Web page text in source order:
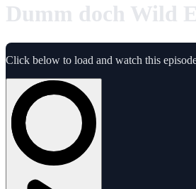
Dumm doch Wild
Click below to load and watch this